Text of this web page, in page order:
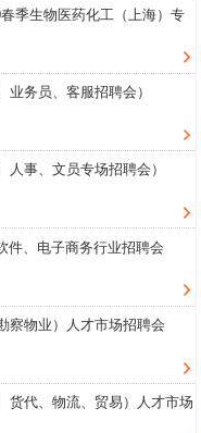
季生物医药化工（上海）专
务员、客服招聘会）
事、文员专场招聘会）
件、电子商务行业招聘会
察物业）人才市场招聘会
货代、物流、贸易）人才市场